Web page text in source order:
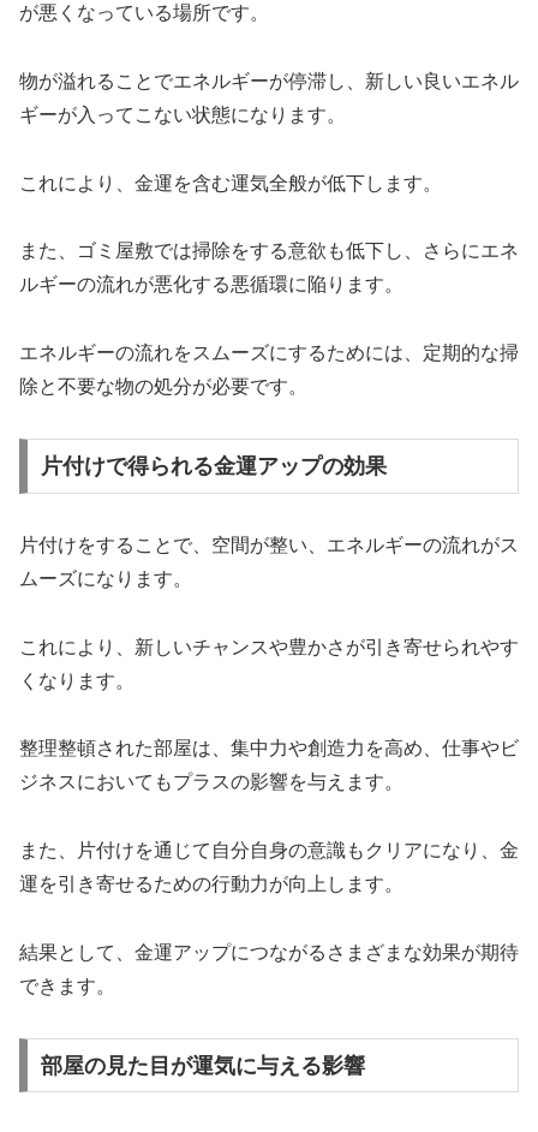
が悪くなっている場所です。
物が溢れることでエネルギーが停滞し、新しい良いエネル
ギーが入ってこない状態になります。
これにより、金運を含む運気全般が低下します。
また、ゴミ屋敷では掃除をする意欲も低下し、さらにエネ
ルギーの流れが悪化する悪循環に陥ります。
エネルギーの流れをスムーズにするためには、定期的な掃
除と不要な物の処分が必要です。
片付けで得られる金運アップの効果
片付けをすることで、空間が整い、エネルギーの流れがス
ムーズになります。
これにより、新しいチャンスや豊かさが引き寄せられやす
くなります。
整理整頓された部屋は、集中力や創造力を高め、仕事やビ
ジネスにおいてもプラスの影響を与えます。
また、片付けを通じて自分自身の意識もクリアになり、金
運を引き寄せるための行動力が向上します。
結果として、金運アップにつながるさまざまな効果が期待
できます。
部屋の見た目が運気に与える影響